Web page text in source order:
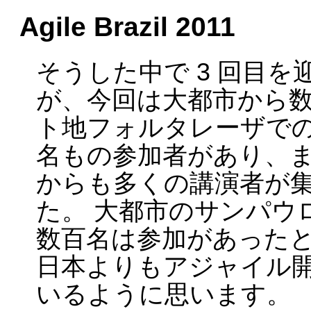
Agile Brazil 2011
そうした中で 3 回目を
が、今回は大都市から
ト地フォルタレーザで
名もの参加者があり、
からも多くの講演者が
た。 大都市のサンパウ
数百名は参加があった
日本よりもアジャイル
いるように思います。